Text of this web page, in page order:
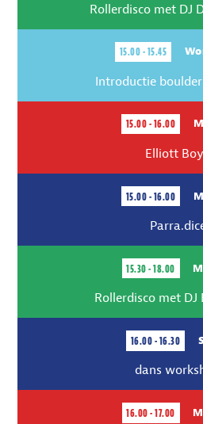
Rollerdisco met DJ
15.00 - 15.45
Introductie
15.00 - 16.00
Elliott
15.00 - 16.00
15.30 - 18.00
Rollerdisco met DJ
16.00 - 16.30
dans
16.00 - 17.00